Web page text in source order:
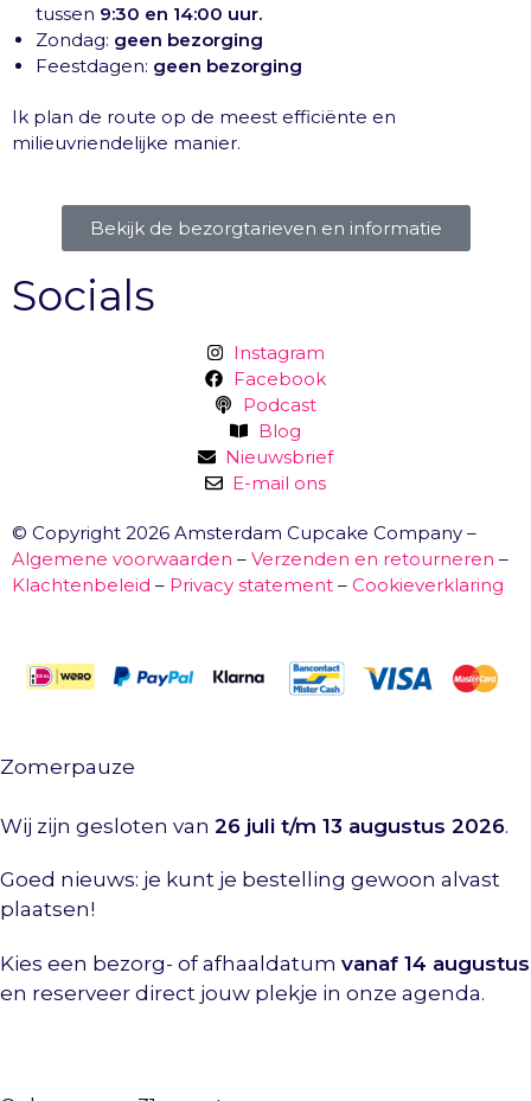
tussen 9:30 en 14:00 uur.
Zondag: geen bezorging
Feestdagen: geen bezorging
Ik plan de route op de meest efficiënte en
milieuvriendelijke manier.
Bekijk de bezorgtarieven en informatie
Socials
Instagram
Facebook
Podcast
Blog
Nieuwsbrief
E-mail ons
© Copyright 2026 Amsterdam Cupcake Company –
Algemene voorwaarden – Verzenden en retourneren –
Klachtenbeleid – Privacy statement – Cookieverklaring
Zomerpauze
Wij zijn gesloten van 26 juli t/m 13 augustus 2026.
Goed nieuws: je kunt je bestelling gewoon alvast
plaatsen!
Kies een bezorg- of afhaaldatum vanaf 14 augustus
en reserveer direct jouw plekje in onze agenda.